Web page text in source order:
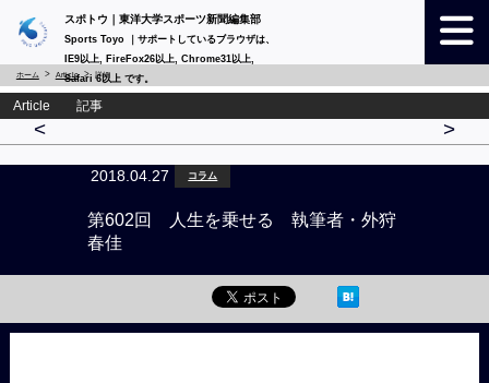
スポトウ｜東洋大学スポーツ新聞編集部
Sports Toyo ｜サポートしているブラウザは、
IE9以上, FireFox26以上, Chrome31以上,
Safari 6以上 です。
ホーム Article 詳細
Article 記事
< >
2018.04.27 コラム
第602回 人生を乗せる 執筆者・外狩
春佳